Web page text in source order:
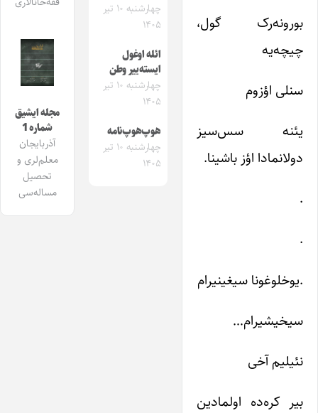
بورونه‌رک گول،
چیچه‌یه
سنلی اؤزوم
یئنه سس‌سیز
دولانمادا اؤز باشینا.
.
.
.یوخلوغونا سیغینیرام
سیخیشیرام…
نئیلیم آخی
بیر کره‌ده اولمادین
چهارشنبه ۱۰ تیر
۱۴۰۵
ائله اوغول
ایسته‌ییر وطن
چهارشنبه ۱۰ تیر
۱۴۰۵
هوپ‌هوپ‌نامه
چهارشنبه ۱۰ تیر
۱۴۰۵
مجله ایشیق
شماره 1
آذربایجان
معلم‌لری و
تحصیل
مساله‌سی